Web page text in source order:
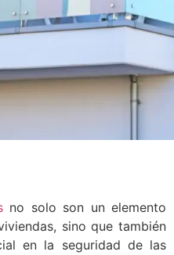
no solo son un elemento
sino que también
en la seguridad de las